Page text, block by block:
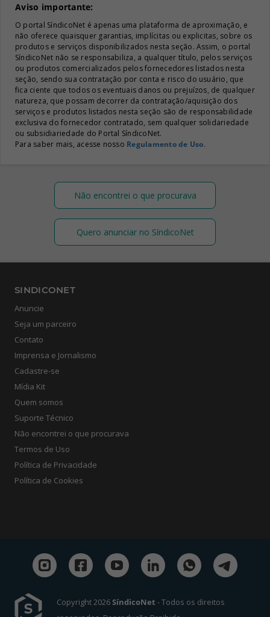
Aviso importante:
O portal SíndicoNet é apenas uma plataforma de aproximação, e
não oferece quaisquer garantias, implícitas ou explicitas, sobre os
produtos e serviços disponibilizados nesta seção. Assim, o portal
SíndicoNet não se responsabiliza, a qualquer título, pelos serviços
ou produtos comercializados pelos fornecedores listados nesta
seção, sendo sua contratação por conta e risco do usuário, que
fica ciente que todos os eventuais danos ou prejuízos, de qualquer
natureza, que possam decorrer da contratação/aquisição dos
serviços e produtos listados nesta seção são de responsabilidade
exclusiva do fornecedor contratado, sem qualquer solidariedade
ou subsidiariedade do Portal SíndicoNet.
Para saber mais, acesse nosso Regulamento de Uso.
Não encontrei o que procurava
Quero anunciar no SíndicoNet
SINDICONET
Anuncie
Seja um parceiro
Contato
Imprensa e Jornalismo
Cadastre-se
Mídia Kit
Quem somos
Suporte Técnico
Não encontrei o que procurava
Termos de Uso
Política de Privacidade
Política de Cookies
Copyright 2026SíndicoNet - Todos os direitos